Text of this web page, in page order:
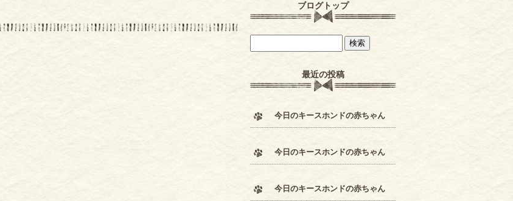
ブログトップ
最近の投稿
今日のキースホンドの赤ちゃん
今日のキースホンドの赤ちゃん
今日のキースホンドの赤ちゃん